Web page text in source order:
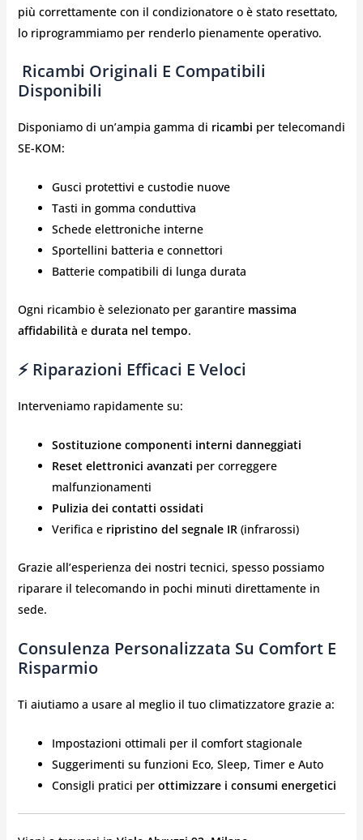
più correttamente con il condizionatore o è stato resettato,
lo riprogrammiamo per renderlo pienamente operativo.
️ Ricambi Originali E Compatibili
Disponibili
Disponiamo di un’ampia gamma di ricambi per telecomandi
SE-KOM:
Gusci protettivi e custodie nuove
Tasti in gomma conduttiva
Schede elettroniche interne
Sportellini batteria e connettori
Batterie compatibili di lunga durata
Ogni ricambio è selezionato per garantire massima
affidabilità e durata nel tempo.
⚡ Riparazioni Efficaci E Veloci
Interveniamo rapidamente su:
Sostituzione componenti interni danneggiati
Reset elettronici avanzati per correggere
malfunzionamenti
Pulizia dei contatti ossidati
Verifica e ripristino del segnale IR(infrarossi)
Grazie all’esperienza dei nostri tecnici, spesso possiamo
riparare il telecomando in pochi minuti direttamente in
sede.
Consulenza Personalizzata Su Comfort E
Risparmio
Ti aiutiamo a usare al meglio il tuo climatizzatore grazie a:
Impostazioni ottimali per il comfort stagionale
Suggerimenti su funzioni Eco, Sleep, Timer e Auto
Consigli pratici per ottimizzare i consumi energetici